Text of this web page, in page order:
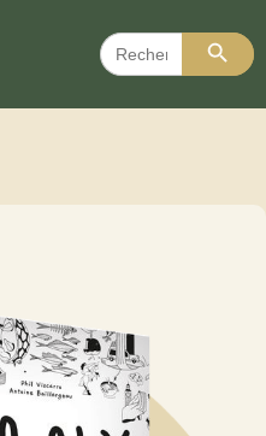
Search
for:
Search